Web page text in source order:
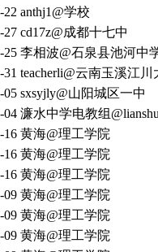
22 anthj1@学校
27 cd17z@成都十七中
25 李相波@石泉县池河中
teacherli@云南玉溪江川
05 sxsyjly@山阳城区一中
04 濂水中学电教组
16 黄海@理工学院
16 黄海@理工学院
16 黄海@理工学院
09 黄海@理工学院
09 黄海@理工学院
09 黄海@理工学院